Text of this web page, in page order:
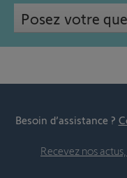
Posez votre
Besoin d’assistance ?
Recevez nos